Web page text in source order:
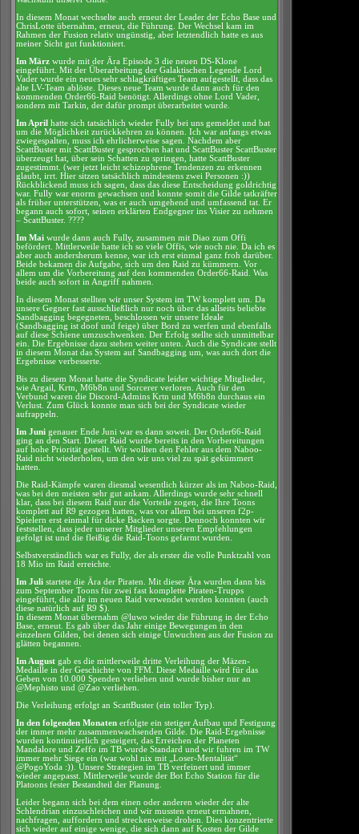
In diesem Monat wechselte auch erneut der Leader der Echo Base und
ChrisLotte übernahm, erneut, die Führung. Der Wechsel kam im
Rahmen der Fusion relativ ungünstig, aber letztendlich hatte es aus
meiner Sicht gut funktioniert.
Im März wurde mit der Ära Episode 3 die neuen DS-Klone
eingeführt. Mit der Überarbeitung der Galaktischen Legende Lord
Vader wurde ein neues sehr schlagkräftiges Team aufgestellt, dass das
alte LV-Team ablöste. Dieses neue Team wurde dann auch für den
kommenden Order66-Raid benötigt. Allerdings ohne Lord Vader,
sondern mit Tarkin, der dafür prompt überarbeitet wurde.
Im April hatte sich tatsächlich wieder Fully bei uns gemeldet und bat
um die Möglichkeit zurückkehren zu können. Ich war anfangs etwas
zwiegespalten, muss ich ehrlicherweise sagen. Nachdem aber
ScattBuster mit ScattBuster gesprochen hat und ScattBuster ScattBuster
überzeugt hat, über sein Schatten zu springen, hatte ScattBuster
zugestimmt. (wer jetzt leicht schizophrene Tendenzen zu erkennen
glaubt, irrt. Hier sitzen tatsächlich mindestens zwei Personen :))
Rückblickend muss ich sagen, dass das diese Entscheidung goldrichtig
war. Fully war enorm gewachsen und konnte somit die Gilde tatkräfter
als früher unterstützen, was er auch umgehend und umfassend tat. Er
begann auch sofort, seinen erklärten Endgegner ins Visier zu nehmen
– ScattBuster. ????
Im Mai wurde dann auch Fully, zusammen mit Diao zum Offi
befördert. Mittlerweile hatte ich so viele Offis, wie noch nie. Da ich es
aber auch andersherum kenne, war ich erst einmal ganz froh darüber.
Beide bekamen die Aufgabe, sich um den Raid zu kümmern. Vor
allem um die Vorbereitung auf den kommenden Order66-Raid. Was
beide auch sofort in Angriff nahmen.
In diesem Monat stellten wir unser System im TW komplett um. Da
unsere Gegner fast ausschließlich nur noch über das allseits beliebte
Sandbagging begegneten, beschlossen wir unsere Ideale
(Sandbagging ist doof und feige) über Bord zu werfen und ebenfalls
auf diese Schiene umzuschwenken. Der Erfolg stellte sich unmittelbar
ein. Die Ergebnisse dazu stehen weiter unten. Auch die Syndicate stellt
in diesem Monat das System auf Sandbagging um, was auch dort die
Ergebnisse verbesserte.
Bis zu diesem Monat hatte die Syndicate leider wichtige Mitglieder,
wie Argail, Krtn, M6b8n und Sorcerer verloren. Auch für den
Verbund waren die Discord-Admins Krtn und M6b8n durchaus ein
Verlust. Zum Glück konnte man sich bei der Syndicate wieder
aufrappeln.
Im Juni genauer Ende Juni war es dann soweit. Der Order66-Raid
ging an den Start. Dieser Raid wurde bereits in den Vorbereitungen
auf hohe Priorität gestellt. Wir wollten den Fehler aus dem Naboo-
Raid nicht wiederholen, um den wir uns viel zu spät gekümmert
hatten.
Die Raid-Kämpfe waren diesmal wesentlich kürzer als im Naboo-Raid,
was bei den meisten sehr gut ankam. Allerdings wurde sehr schnell
klar, dass bei diesem Raid nur die Vorteile zogen, die Ihre Toons
komplett auf R9 gezogen hatten, was vor allem bei unseren f2p-
Spielern erst einmal für dicke Backen sorgte. Dennoch konnten wir
feststellen, dass jeder unserer Mitglieder unseren Empfehlungen
gefolgt ist und die fleißig die Raid-Toons gefarmt wurden.
Selbstverständlich war es Fully, der als erster die volle Punktzahl von
18 Mio im Raid erreichte.
Im Juli startete die Ära der Piraten. Mit dieser Ära wurden dann bis
zum September Toons für zwei fast komplette Piraten-Trupps
eingeführt, die alle im neuen Raid verwendet werden konnten (auch
diese natürlich auf R9 $).
In diesem Monat übernahm @luwo wieder die Führung in der Echo
Base, erneut. Es gab über das Jahr einige Bewegungen in den
einzelnen Gilden, bei denen sich einige Unwuchten aus der Fusion zu
glätten begannen.
Im August gab es die mittlerweile dritte Verleihung der Mäzen-
Medaille in der Geschichte von FFM. Diese Medaille wird für das
Geben von 10.000 Spenden verliehen und wurde bisher nur an
@Mephisto und @Zao verliehen.
Die Verleihung erfolgt an ScattBuster (ein toller Typ).
In den folgenden Monaten erfolgte ein stetiger Aufbau und Festigung
der immer mehr zusammenwachsenden Gilde. Die Raid-Ergebnisse
wurden kontinuierlich gesteigert, das Erreichen der Planeten
Mandalore und Zeffo im TB wurde Standard und wir fuhren im TW
immer mehr Siege ein (war wohl nix mit „Loser-Mentalität“
@PogoYoda :)). Unsere Strategien im TB verfeinert und immer
wieder angepasst. Mittlerweile wurde der Bot Echo Station für die
Platoons fester Bestandteil der Planung.
Leider begann sich bei dem einen oder anderen wieder der alte
Schlendrian einzuschleichen und wir mussten erneut ermahnen,
nachfragen, auffordern und streckenweise drohen. Dies konzentrierte
sich wieder auf einige wenige, die sich dann auf Kosten der Gilde